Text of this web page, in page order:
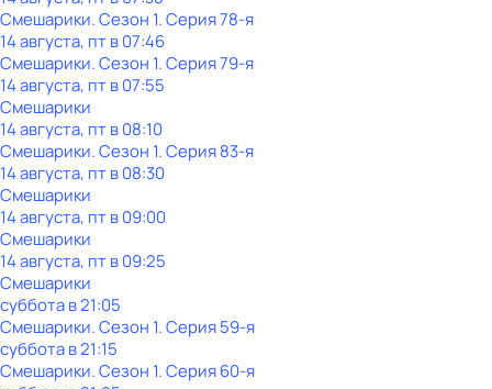
Смешарики. Сезон 1. Серия 78-я
14 августа, пт в 07:46
Смешарики. Сезон 1. Серия 79-я
14 августа, пт в 07:55
Смешарики
14 августа, пт в 08:10
Смешарики. Сезон 1. Серия 83-я
14 августа, пт в 08:30
Смешарики
14 августа, пт в 09:00
Смешарики
14 августа, пт в 09:25
Смешарики
субботав21:05
Смешарики. Сезон 1. Серия 59-я
субботав21:15
Смешарики. Сезон 1. Серия 60-я